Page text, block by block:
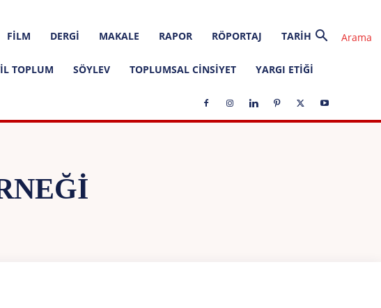
FILM DERGI MAKALE RAPOR RÖPORTAJ TARIH
TOPLUM SÖYLEV TOPLUMSAL CINSIYET YARGI ETIĞI